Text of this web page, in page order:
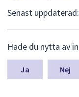
Senast uppdaterad:
ä
m
a
Hade du nytta av
Nej